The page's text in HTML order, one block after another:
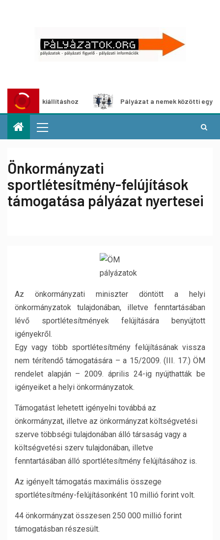
kiállításhoz Pályázat a nemek közötti egyenlőség
Önkormányzati
sportlétesítmény-felújítások
támogatása pályázat nyertesei
Az önkormányzati miniszter döntött a helyi
önkormányzatok tulajdonában, illetve fenntartásában
lévő sportlétesítmények felújítására benyújtott
igényekről.
Egy vagy több sportlétesítmény felújításának vissza
nem térítendő támogatására – a 15/2009. (III. 17.) ÖM
rendelet alapján – 2009. április 24-ig nyújthatták be
igényeiket a helyi önkormányzatok.
Támogatást lehetett igényelni továbbá az
önkormányzat, illetve az önkormányzat költségvetési
szerve többségi tulajdonában álló társaság vagy a
költségvetési szerv tulajdonában, illetve
fenntartásában álló sportlétesítmény felújításához is.
Az igényelt támogatás maximális összege
sportlétesítmény-felújításonként 10 millió forint volt.
44 önkormányzat összesen 250 000 millió forint
támogatásban részesült.